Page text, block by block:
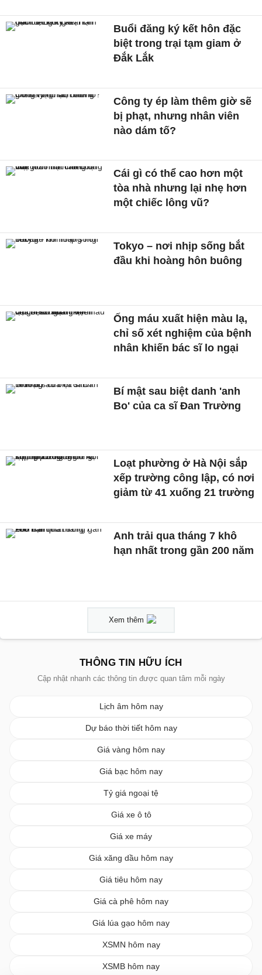
Buổi đăng ký kết hôn đặc
biệt trong trại tạm giam ở
Đắk Lắk
Công ty ép làm thêm giờ sẽ
bị phạt, nhưng nhân viên
nào dám tố?
Cái gì có thể cao hơn một
tòa nhà nhưng lại nhẹ hơn
một chiếc lông vũ?
Tokyo – nơi nhịp sống bắt
đầu khi hoàng hôn buông
Ống máu xuất hiện màu lạ,
chỉ số xét nghiệm của bệnh
nhân khiến bác sĩ lo ngại
Bí mật sau biệt danh 'anh
Bo' của ca sĩ Đan Trường
Loạt phường ở Hà Nội sắp
xếp trường công lập, có nơi
giảm từ 41 xuống 21 trường
Anh trải qua tháng 7 khô
hạn nhất trong gần 200 năm
Xem thêm
THÔNG TIN HỮU ÍCH
Cập nhật nhanh các thông tin được quan tâm mỗi ngày
Lịch âm hôm nay
Dự báo thời tiết hôm nay
Giá vàng hôm nay
Giá bạc hôm nay
Tỷ giá ngoại tệ
Giá xe ô tô
Giá xe máy
Giá xăng dầu hôm nay
Giá tiêu hôm nay
Giá cà phê hôm nay
Giá lúa gạo hôm nay
XSMN hôm nay
XSMB hôm nay